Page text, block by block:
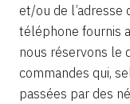
et/ou de l’adresse
téléphone fournis
nous réservons le
commandes qui,
passées par des